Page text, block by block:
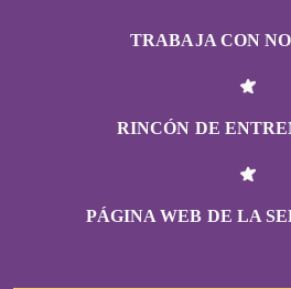
TRABAJA CON
RINCÓN DE
PÁGINA WEB DE LA